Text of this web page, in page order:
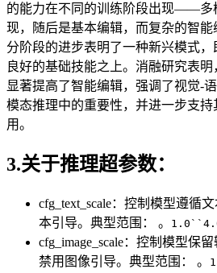
的能力在不同的训练阶段出现——多
现，随后是基本编辑，而复杂的智
分阶段的进步表明了一种新兴模式
良好的基础技能之上。消融研究表
显著提高了智能编辑，强调了视觉-
模态推理中的重要性，并进一步支
用。
3.关于推理超参数：
cfg_text_scale：控制模型遵循
本引导。典型范围： 。
cfg_image_scale：控制模型保
禁用图像引导。典型范围： 。